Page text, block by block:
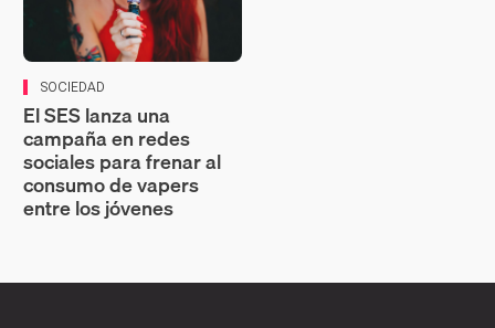
SOCIEDAD
El SES lanza una
campaña en redes
sociales para frenar al
consumo de vapers
entre los jóvenes